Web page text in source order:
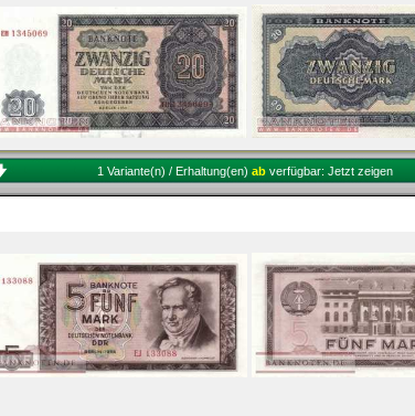
1 Variante(n) / Erhaltung(en) ab verfügbar: Jetzt zeigen